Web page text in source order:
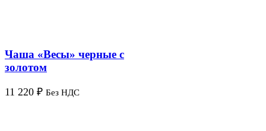
Чаша «Весы» черные с
золотом
11 220 ₽ Без НДС